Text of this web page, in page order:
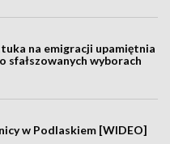
na emigracji upamiętnia
sfałszowanych wyborach
w Podlaskiem [WIDEO]